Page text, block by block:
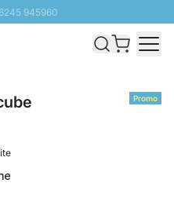
945960
gratuite dès 100€
20% de remise
Promo